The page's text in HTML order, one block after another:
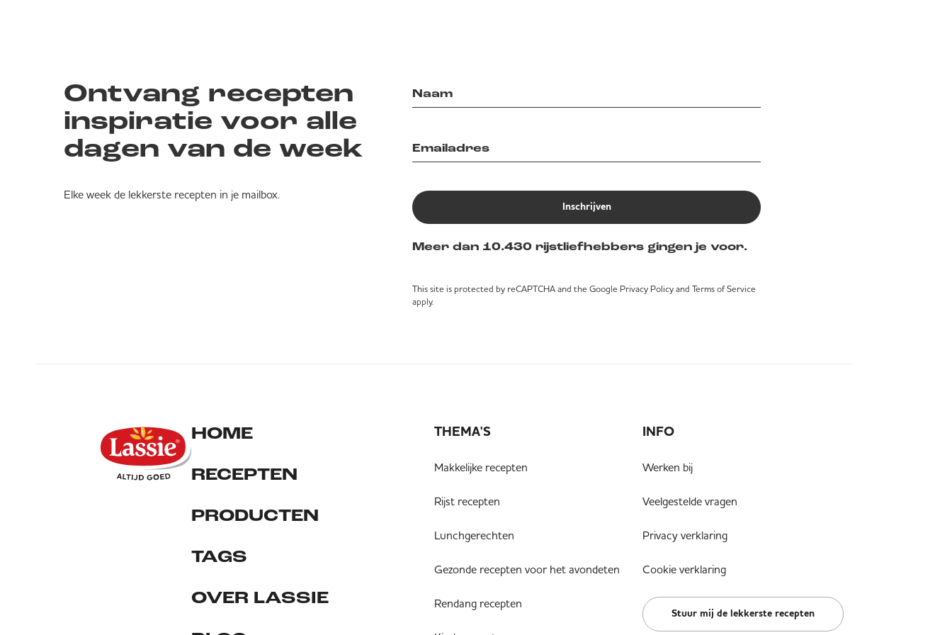
Ontvang recepten
inspiratie voor alle
dagen van de week
Elke week de lekkerste recepten in je mailbox.
Inschrijven
Meer dan 10.430 rijstliefhebbers gingen je voor.
This site is protected by reCAPTCHA and the Google Privacy Policyand Terms of Service
apply.
HOME
RECEPTEN
PRODUCTEN
TAGS
OVER LASSIE
THEMA'S
Makkelijke recepten
Rijst recepten
Lunchgerechten
Gezonde recepten voor het avondeten
Rendang recepten
INFO
Werken bij
Veelgestelde vragen
Privacy verklaring
Cookie verklaring
Stuur mij de lekkerste recepten